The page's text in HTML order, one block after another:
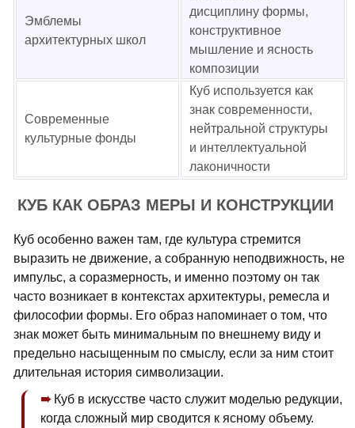
Эмблемы
архитектурных школ
дисциплину формы,
конструктивное
мышление и ясность
композиции
Современные
культурные фонды
Куб используется как
знак современности,
нейтральной структуры
и интеллектуальной
лаконичности
КУБ КАК ОБРАЗ МЕРЫ И КОНСТРУКЦИИ
Куб особенно важен там, где культура стремится
выразить не движение, а собранную неподвижность, не
импульс, а соразмерность, и именно поэтому он так
часто возникает в контекстах архитектуры, ремесла и
философии формы. Его образ напоминает о том, что
знак может быть минимальным по внешнему виду и
предельно насыщенным по смыслу, если за ним стоит
длительная история символизации.
Куб в искусстве часто служит моделью редукции,
когда сложный мир сводится к ясному объему.